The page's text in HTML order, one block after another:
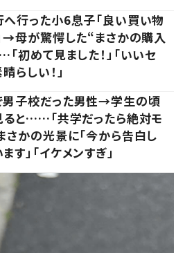
行った小6息子「良い買い物
→母が驚愕した“まさかの購入
初めて見ました！」「いいセ
らしい！」
男子校だった男性→学生の頃
と……「共学だったら絶対モ
さかの光景に「今から告白し
す」「イケメンすぎ」